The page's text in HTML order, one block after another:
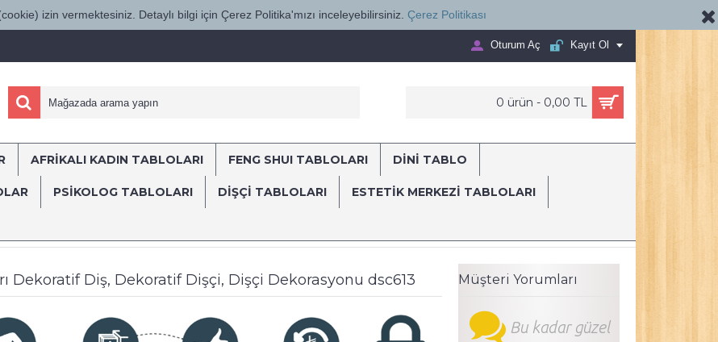
izin vermektesiniz. Detaylı bilgi için Çerez Politika'mızı inceleyebilirsiniz. Çerez Politikası
Oturum Aç Kayıt Ol
0 ürün - 0,00 TL
AFRİKALI KADIN TABLOLARI FENG SHUI TABLOLARI DİNİ TABLO
PSİKOLOG TABLOLARI DIŞÇI TABLOLARI ESTETIK MERKEZI TABLOLARI
HER YERİNE SÜRAT KARGO İLE...
Ağız ve Diş Sağlığı Polikliniği Tabloları Dekoratif Diş, Dekoratif
Müşteri Yorumları
Bu kadar güzel
Dekoratif Diş, Dekoratif Dişçi, Dişçi Dekorasyonu dsc613